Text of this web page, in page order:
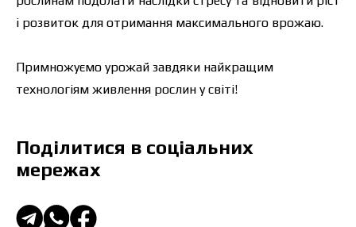
і розвиток для отримання максимального врожаю.
Примножуємо урожай завдяки найкращим
технологіям живлення рослин у світі!
Поділитися в соціальних
мережах